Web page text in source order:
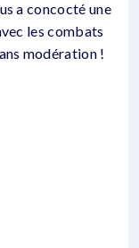
a concocté une
les combats
modération !